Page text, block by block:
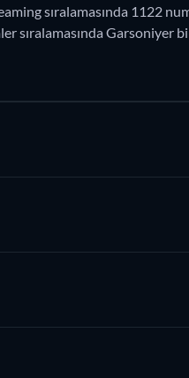
sıralamasında 1122
sıralamasında Garsoniyer